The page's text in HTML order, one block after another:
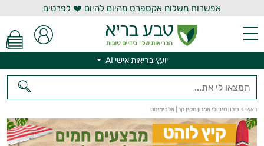
אפשרות משלוח אקספרס מהיום להיום ❤️ לפרטים
יועץ בריאות אישי AI
ראשי > סבון טיפולי אמזון סקין קר | אלכימיסט
יועץ בריאות אישי AI